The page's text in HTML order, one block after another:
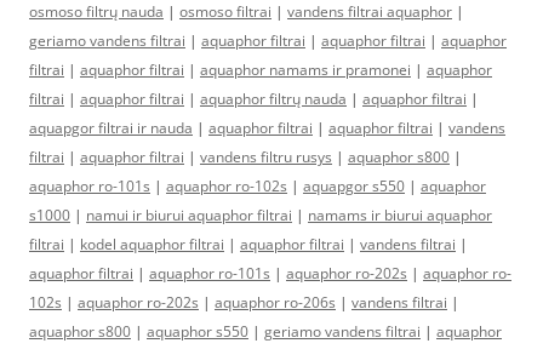
osmoso filtrų nauda | osmoso filtrai | vandens filtrai aquaphor |
geriamo vandens filtrai | aquaphor filtrai | aquaphor filtrai | aquaphor
filtrai | aquaphor filtrai | aquaphor namams ir pramonei | aquaphor
filtrai | aquaphor filtrai | aquaphor filtrų nauda | aquaphor filtrai |
aquapgor filtrai ir nauda | aquaphor filtrai | aquaphor filtrai | vandens
filtrai | aquaphor filtrai | vandens filtru rusys | aquaphor s800 |
aquaphor ro-101s | aquaphor ro-102s | aquapgor s550 | aquaphor
s1000 | namui ir biurui aquaphor filtrai | namams ir biurui aquaphor
filtrai | kodel aquaphor filtrai | aquaphor filtrai | vandens filtrai |
aquaphor filtrai | aquaphor ro-101s | aquaphor ro-202s | aquaphor ro-
102s | aquaphor ro-202s | aquaphor ro-206s | vandens filtrai |
aquaphor s800 | aquaphor s550 | geriamo vandens filtrai | aquaphor